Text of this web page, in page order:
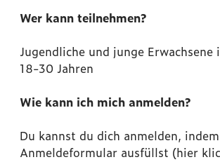
Wer kann teilnehmen?
Jugendliche und junge
18-30 Jahren
Wie kann ich mich anmelden?
Du kannst du dich anmelden,
Anmeldeformular ausfüllst (hier